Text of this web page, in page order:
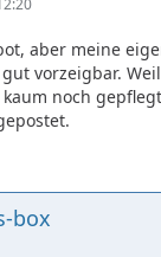
aber meine
vorzeigbar.
noch
box